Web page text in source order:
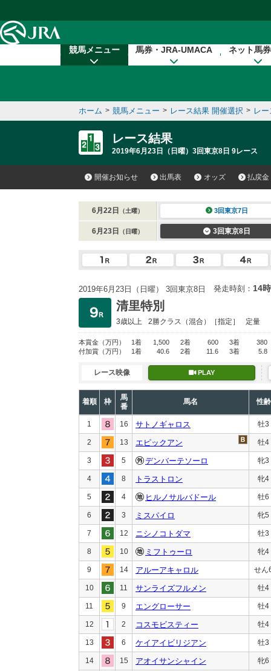
競馬メニュー 馬券・JRA-UMACA ネット馬
ホーム > 競馬メニュー > レース結果 開催選択 > レ
レース結果
2019年6月23日（日曜）3回東京8日 9レース
開催お知らせ 出馬表 オッズ 払戻金
6月22日 （土曜） 3回東京7日
6月23日 （日曜） 3回東京8日
2019年6月23日（日曜） 3回東京8日 発走時刻： 14
清里特別
3歳以上 2勝クラス （混合）［指定］ 定量
本賞金 （万円） 1着 1,500 2着 600 3着
380
付加賞 （万円） 1着 40.6 2着 11.6 3着 5.8
レース映像 PLAY
着順 枠
馬
番
馬名 性齢
1 16 サトノギャロス 牡3
2 13 エピックアン 牡4
3 5 デンバーテソーロ 牝3
4 8 トラストロン 牝4
5 4 ヒルノサルバドール 牡6
6 3 ミスパイロ 牝5
7 12 ニシノコトダマ 牡3
8 10 ミフトゥーロ 牝4
9 14 アルーアキャロル せん
10 11 サンライズフルメン 牡4
11 9 エングローサー 牡4
12 2 コスモビスティー 牡4
13 6 ケイアイビリジアン 牡3
14 15 アオイサンシャイン 牝6